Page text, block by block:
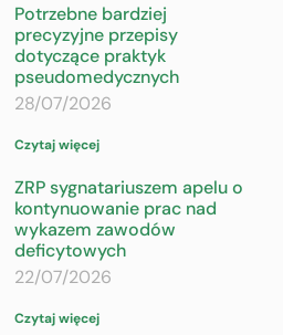
Potrzebne bardziej
precyzyjne przepisy
dotyczące praktyk
pseudomedycznych
28/07/2026
Czytaj więcej
ZRP sygnatariuszem apelu o
kontynuowanie prac nad
wykazem zawodów
deficytowych
22/07/2026
Czytaj więcej